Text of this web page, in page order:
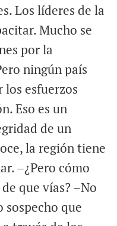
Los líderes de la
Mucho se
por la
ningún país
los esfuerzos
Eso es un
de un
la región tiene
–¿Pero cómo
que vías? –No
que